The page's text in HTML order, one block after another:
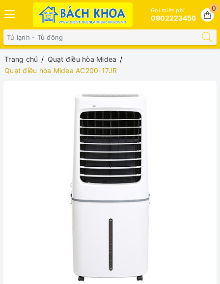
0
Gọi miễn phí
0902223456
Trang chủ
Quạt điều hòa Midea
Quạt điều hòa Midea AC200-17JR